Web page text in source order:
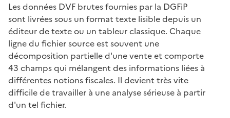
Les données DVF brutes fournies par la DGFiP
sont livrées sous un format texte lisible depuis un
éditeur de texte ou un tableur classique. Chaque
ligne du fichier source est souvent une
décomposition partielle d'une vente et comporte
43 champs qui mélangent des informations liées à
différentes notions fiscales. Il devient très vite
difficile de travailler à une analyse sérieuse à partir
d'un tel fichier.